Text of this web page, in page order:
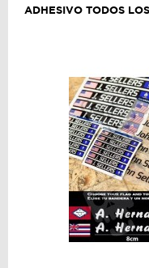
ADHESIVO TODOS